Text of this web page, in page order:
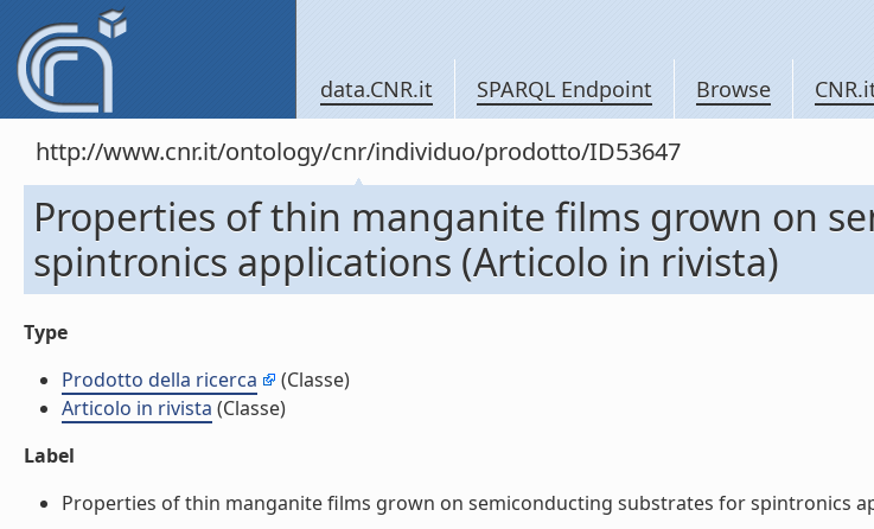
data.CNR.it SPARQL Endpoint Browse
http://www.cnr.it/ontology/cnr/individuo/prodotto/ID53647
Properties of thin manganite films grown on
spintronics applications (Articolo in rivista)
Type
Prodotto della ricerca
(Classe)
Articolo in rivista (Classe)
Label
Properties of thin manganite films grown on semiconducting substrates for spintronics